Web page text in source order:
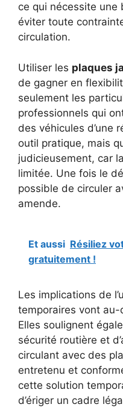
ce qui nécessite une
éviter toute
circulation.
Utiliser les plaques
de gagner en
seulement les
professionnels qui
des véhicules d’une
outil pratique, mais
judicieusement, car
limitée. Une fois le
possible de circuler
amende.
Et aussi Résiliez
gratuitement !
Les implications de
temporaires vont
Elles soulignent
sécurité routière et
circulant avec des
entretenu et
cette solution
d’ériger un cadre